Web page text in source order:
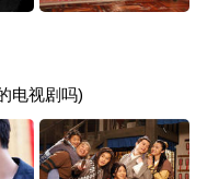
电视剧吗)